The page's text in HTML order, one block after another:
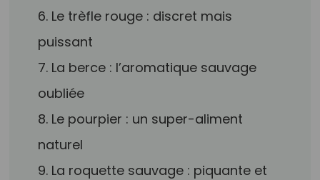
6. Le trèfle rouge : discret mais
puissant
7. La berce : l’aromatique sauvage
oubliée
8. Le pourpier : un super-aliment
naturel
9. La roquette sauvage : piquante et